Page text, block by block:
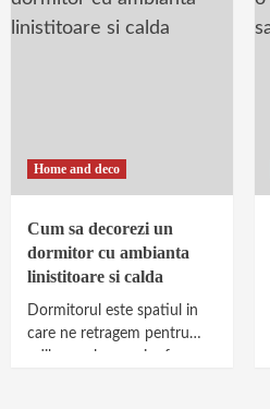
Home and deco
Cum sa decorezi un
dormitor cu ambianta
linistitoare si calda
Dormitorul este spatiul in
care ne retragem pentru